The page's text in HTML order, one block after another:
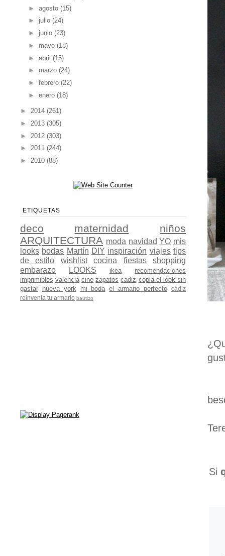
Si
► agosto (15)
► julio (24)
► junio (23)
► mayo (18)
► abril (15)
► marzo (24)
► febrero (22)
► enero (18)
► 2014 (261)
► 2013 (305)
► 2012 (303)
► 2011 (244)
► 2010 (88)
ETIQUETAS
deco maternidad
niños
ARQUITECTURA moda navidad YO mis
looks bodas Martín DIY inspiración viajes tips
de estilo
wishlist cocina fiestas
shopping
embarazo
LOOKS ikea
recomendaciones
imprimibles valencia cine zapatos cadiz copia el look sin
gastar nueva york mi boda el armario perfecto
cádiz
reinventa tu armario bautizo